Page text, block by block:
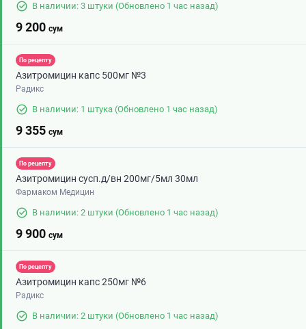
В наличии: 3 штуки (Обновлено 1 час назад)
9 200 сум
По рецепту
Азитромицин капс 500мг №3
Радикс
В наличии: 1 штука (Обновлено 1 час назад)
9 355 сум
По рецепту
Азитромицин сусп.д/вн 200мг/5мл 30мл
Фармаком Медицин
В наличии: 2 штуки (Обновлено 1 час назад)
9 900 сум
По рецепту
Азитромицин капс 250мг №6
Радикс
В наличии: 2 штуки (Обновлено 1 час назад)